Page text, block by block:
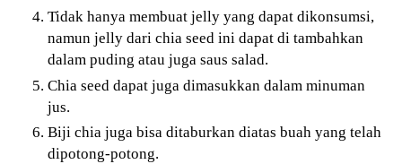
Tidak hanya membuat jelly yang dapat dikonsumsi,
namun jelly dari chia seed ini dapat di tambahkan
dalam puding atau juga saus salad.
Chia seed dapat juga dimasukkan dalam minuman
jus.
Biji chia juga bisa ditaburkan diatas buah yang telah
dipotong-potong.